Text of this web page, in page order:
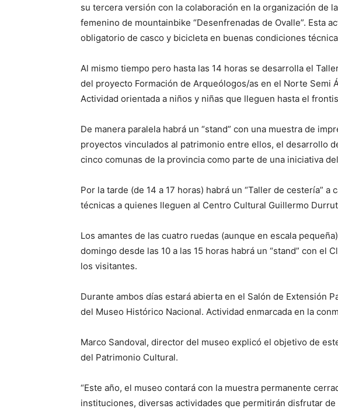
su tercera versión con la colaboración en la organización de
femenino de mountainbike “Desenfrenadas de Ovalle”. Esta
obligatorio de casco y bicicleta en buenas condiciones
Al mismo tiempo pero hasta las 14 horas se desarrolla el
del proyecto Formación de Arqueólogos/as en el Norte Semi
Actividad orientada a niños y niñas que lleguen hasta el
De manera paralela habrá un “stand” con una muestra de
proyectos vinculados al patrimonio entre ellos, el desarrollo
cinco comunas de la provincia como parte de una iniciativa
Por la tarde (de 14 a 17 horas) habrá un “Taller de cestería”
técnicas a quienes lleguen al Centro Cultural Guillermo
Los amantes de las cuatro ruedas (aunque en escala
domingo desde las 10 a las 15 horas habrá un “stand” con
los visitantes.
Durante ambos días estará abierta en el Salón de Extensión
del Museo Histórico Nacional. Actividad enmarcada en la
Marco Sandoval, director del museo explicó el objetivo de
del Patrimonio Cultural.
“Este año, el museo contará con la muestra permanente
instituciones, diversas actividades que permitirán disfrutar